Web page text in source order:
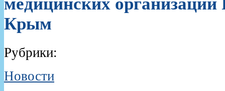
медицинских организаций
Крым
Рубрики:
Новости